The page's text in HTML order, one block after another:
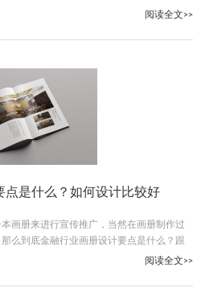
阅读全文>>
点是什么？如何设计比较好
画册来进行宣传推广，当然在画册制作过
么到底金融行业画册设计要点是什么？跟
阅读全文>>